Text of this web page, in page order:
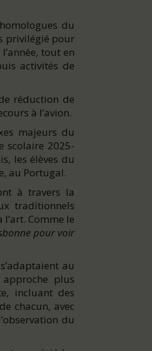
du
privilégié pour
tout en
activités de
réduction de
à l’avion.
majeurs du
scolaire 2025-
les élèves du
au Portugal.
à travers la
traditionnels
Comme le
pour voir
au
plus
incluant des
chacun, avec
du